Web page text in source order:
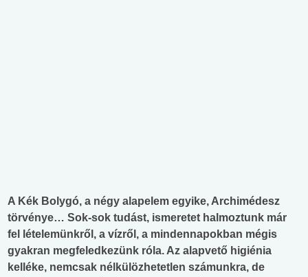
A Kék Bolygó, a négy alapelem egyike, Archimédesz
törvénye… Sok-sok tudást, ismeretet halmoztunk már
fel lételemünkről, a vízről, a mindennapokban mégis
gyakran megfeledkezünk róla. Az alapvető higiénia
kelléke, nemcsak nélkülözhetetlen számunkra, de